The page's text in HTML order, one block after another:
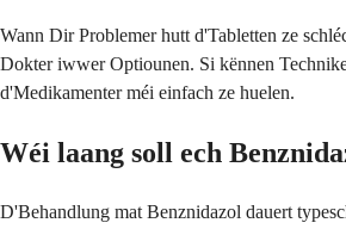
Wann Dir Problemer hutt d'Tabletten ze
Dokter iwwer Optiounen. Si kënnen
d'Medikamenter méi einfach ze huelen.
Wéi laang soll ech
D'Behandlung mat Benznidazol dauert